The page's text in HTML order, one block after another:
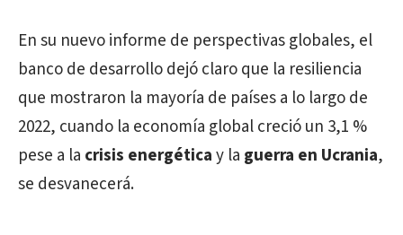
En su nuevo informe de perspectivas globales, el
banco de desarrollo dejó claro que la resiliencia
que mostraron la mayoría de países a lo largo de
2022, cuando la economía global creció un 3,1 %
pese a la crisis energéticay la guerra en Ucrania,
se desvanecerá.